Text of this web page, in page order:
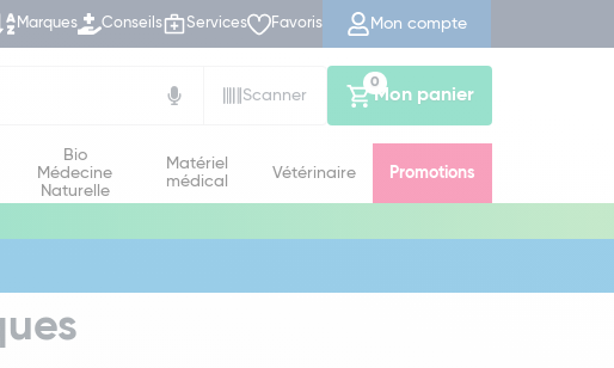
Marques Conseils Services Favoris Mon compte
Scanner
Mon panier
0
Bio
Médecine
Naturelle
Matériel
médical
Vétérinaire Promotions